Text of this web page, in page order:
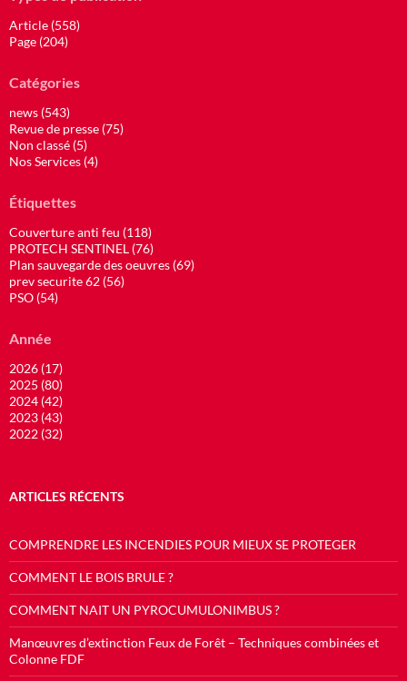
Article (558)
Page (204)
Catégories
news (543)
Revue de presse (75)
Non classé (5)
Nos Services (4)
Étiquettes
Couverture anti feu (118)
PROTECH SENTINEL (76)
Plan sauvegarde des oeuvres (69)
prev securite 62 (56)
PSO (54)
Année
2026 (17)
2025 (80)
2024 (42)
2023 (43)
2022 (32)
ARTICLES RÉCENTS
COMPRENDRE LES INCENDIES POUR MIEUX SE PROTEGER
COMMENT LE BOIS BRULE ?
COMMENT NAIT UN PYROCUMULONIMBUS ?
Manœuvres d’extinction Feux de Forêt – Techniques combinées et
Colonne FDF